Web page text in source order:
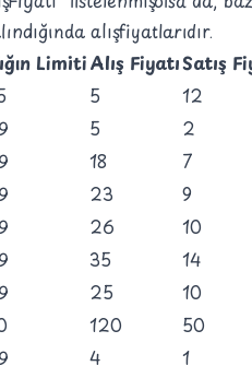
alış fiyatlarıdır.
LimitiAlış FiyatıSatış
5
12
5
2
18
7
23
9
26
10
35
14
25
10
120
50
4
1